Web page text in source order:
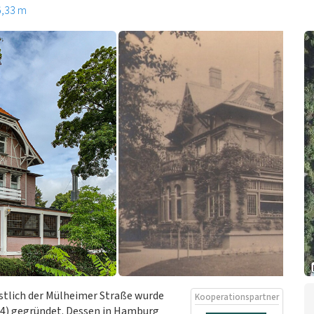
m
Kooperationspartner
der Mülheimer Straße wurde